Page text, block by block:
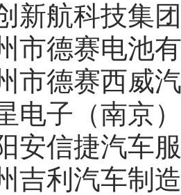
新航科技集
市德赛电池
市德赛西威
电子（南京
安信捷汽车
吉利汽车制